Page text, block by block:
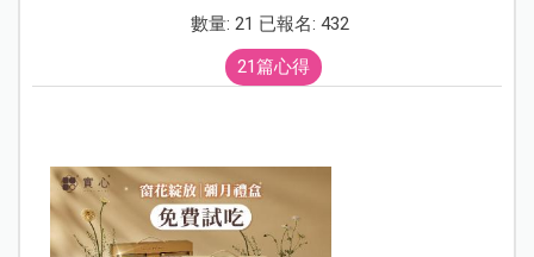
數量: 21 已報名: 432
21篇心得